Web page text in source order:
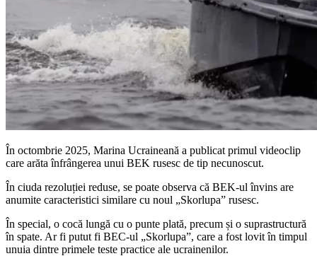
În octombrie 2025, Marina Ucraineană a publicat primul videoclip
care arăta înfrângerea unui BEK rusesc de tip necunoscut.
În ciuda rezoluției reduse, se poate observa că BEK-ul învins are
anumite caracteristici similare cu noul „Skorlupa” rusesc.
În special, o cocă lungă cu o punte plată, precum și o suprastructură
în spate. Ar fi putut fi BEC-ul „Skorlupa”, care a fost lovit în timpul
unuia dintre primele teste practice ale ucrainenilor.